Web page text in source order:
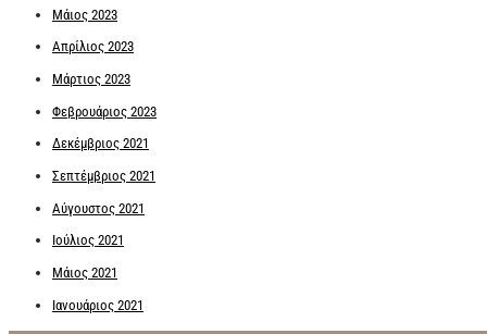
Μάιος 2023
Απρίλιος 2023
Μάρτιος 2023
Φεβρουάριος 2023
Δεκέμβριος 2021
Σεπτέμβριος 2021
Αύγουστος 2021
Ιούλιος 2021
Μάιος 2021
Ιανουάριος 2021